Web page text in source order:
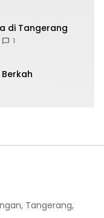
di Tangerang
1
Tangerang,